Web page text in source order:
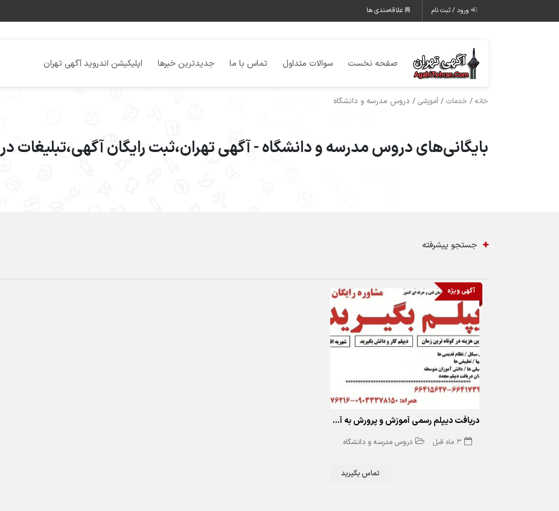
ورود / ثبت نام علاقه‌مندی ها
صفحه نخست سوالات متداول تماس با ما جدیدترین خبرها اپلیکیشن اندروید آگهی تهران
خانه / خدمات / آموزشی / دروس مدرسه و دانشگاه
بایگانی‌های دروس مدرسه و دانشگاه - آگهی تهران،ثبت رایگان آگهی،تبلیغات
جستجو پیشرفته
آگهی ویژه
تماس بگیرید
دریافت دیپلم رسمی آموزش و پرورش به آسانی
3 ماه قبل دروس مدرسه و دانشگاه